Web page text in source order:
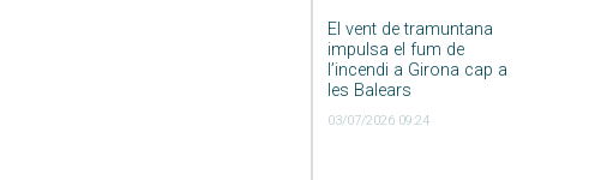
El vent de tramuntana
impulsa el fum de
l’incendi a Girona cap a
les Balears
03/07/2026 09:24